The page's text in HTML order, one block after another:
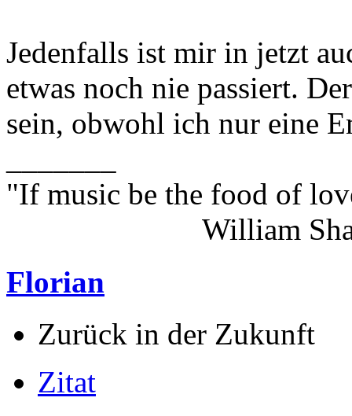
Jedenfalls ist mir in jetzt
etwas noch nie passiert.
sein, obwohl ich nur eine
"If music be the food of
William
Florian
Zurück in der Zukunft
Zitat